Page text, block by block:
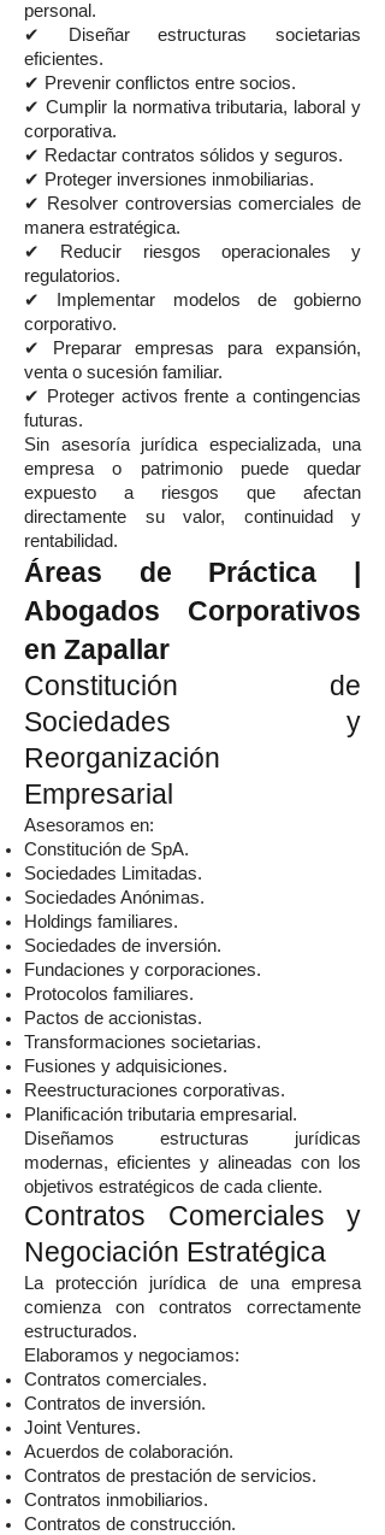
personal.
✔ Diseñar estructuras societarias
eficientes.
✔ Prevenir conflictos entre socios.
✔ Cumplir la normativa tributaria, laboral y
corporativa.
✔ Redactar contratos sólidos y seguros.
✔ Proteger inversiones inmobiliarias.
✔ Resolver controversias comerciales de
manera estratégica.
✔ Reducir riesgos operacionales y
regulatorios.
✔ Implementar modelos de gobierno
corporativo.
✔ Preparar empresas para expansión,
venta o sucesión familiar.
✔ Proteger activos frente a contingencias
futuras.
Sin asesoría jurídica especializada, una
empresa o patrimonio puede quedar
expuesto a riesgos que afectan
directamente su valor, continuidad y
rentabilidad.
Áreas de Práctica |
Abogados Corporativos
en Zapallar
Constitución de
Sociedades y
Reorganización
Empresarial
Asesoramos en:
Constitución de SpA.
Sociedades Limitadas.
Sociedades Anónimas.
Holdings familiares.
Sociedades de inversión.
Fundaciones y corporaciones.
Protocolos familiares.
Pactos de accionistas.
Transformaciones societarias.
Fusiones y adquisiciones.
Reestructuraciones corporativas.
Planificación tributaria empresarial.
Diseñamos estructuras jurídicas
modernas, eficientes y alineadas con los
objetivos estratégicos de cada cliente.
Contratos Comerciales y
Negociación Estratégica
La protección jurídica de una empresa
comienza con contratos correctamente
estructurados.
Elaboramos y negociamos:
Contratos comerciales.
Contratos de inversión.
Joint Ventures.
Acuerdos de colaboración.
Contratos de prestación de servicios.
Contratos inmobiliarios.
Contratos de construcción.